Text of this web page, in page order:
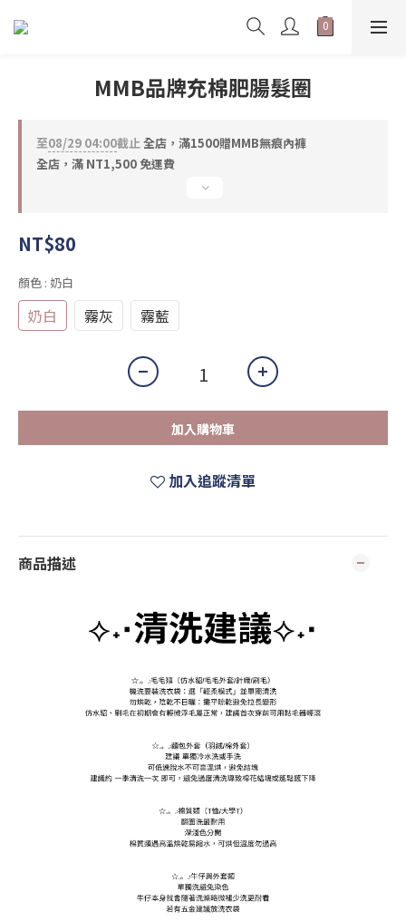
MMB品牌充棉肥腸髮圈
至08/29 04:00截止全店，滿1500贈MMB無痕內褲
全店，滿 NT1,500 免運費
NT$80
顏色 : 奶白
奶白 霧灰 霧藍
加入購物車
加入追蹤清單
商品描述